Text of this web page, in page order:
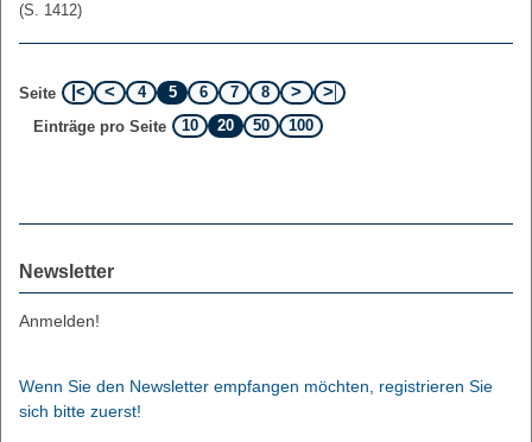
(S. 1412)
Seite 4 5 6 7
8
Einträge pro Seite
10 20 50 100
Newsletter
Anmelden!
Wenn Sie den Newsletter empfangen möchten, registrieren Sie
sich bitte zuerst!